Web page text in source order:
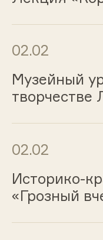
02.02
Музейный
творчестве
02.02
Историко-
«Грозный